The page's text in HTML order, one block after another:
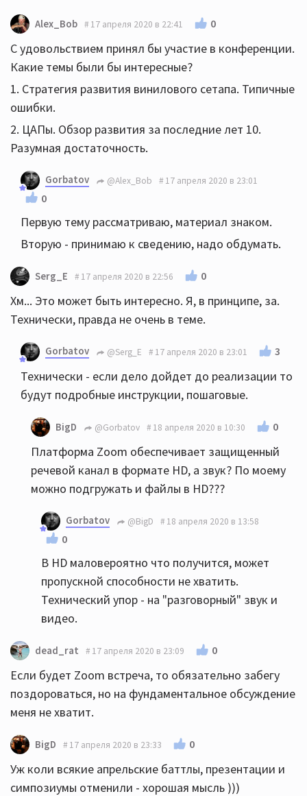
Alex_Bob 17 апреля 2020 в 22:41 0
С удовольствием принял бы участие в конференции.
Какие темы были бы интересные?
1. Стратегия развития винилового сетапа. Типичные
ошибки.
2. ЦАПы. Обзор развития за последние лет 10.
Разумная достаточность.
Gorbatov @Alex_Bob 17 апреля 2020 в 23:01
0
Первую тему рассматриваю, материал знаком.
Вторую - принимаю к сведению, надо обдумать.
Serg_E 17 апреля 2020 в 22:56 0
Хм... Это может быть интересно. Я, в принципе, за.
Технически, правда не очень в теме.
Gorbatov @Serg_E 17 апреля 2020 в 23:01 3
Технически - если дело дойдет до реализации то
будут подробные инструкции, пошаговые.
BigD @Gorbatov 18 апреля 2020 в 10:30 0
Платформа Zoom обеспечивает защищенный
речевой канал в формате HD, а звук? По моему
можно подгружать и файлы в HD???
Gorbatov @BigD 18 апреля 2020 в 13:58
0
В HD маловероятно что получится, может
пропускной способности не хватить.
Технический упор - на "разговорный" звук и
видео.
dead_rat 17 апреля 2020 в 23:09 0
Если будет Zoom встреча, то обязательно забегу
поздороваться, но на фундаментальное обсуждение
меня не хватит.
BigD 17 апреля 2020 в 23:33 0
Уж коли всякие апрельские баттлы, презентации и
симпозиумы отменили - хорошая мысль )))